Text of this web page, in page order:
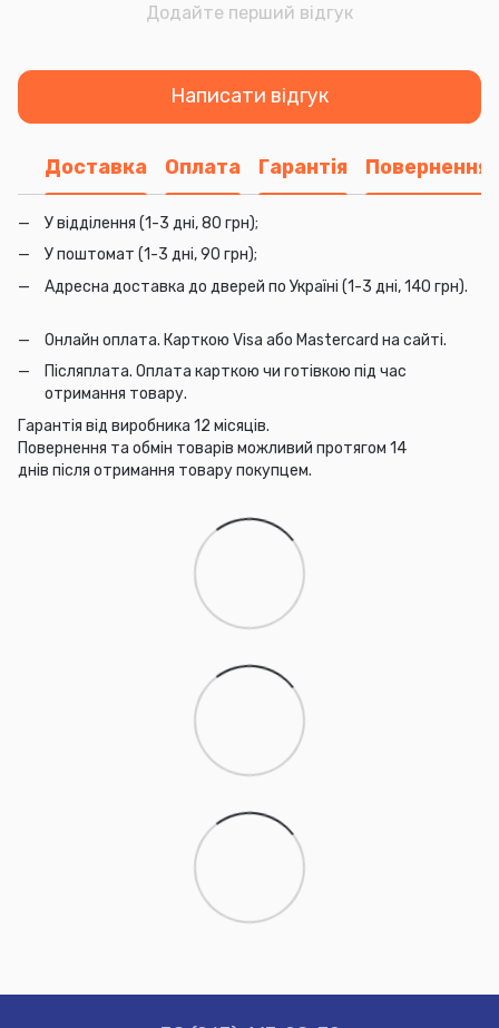
Додайте перший відгук
Написати відгук
Доставка Оплата Гарантія Повернення
У відділення (1-3 дні, 80 грн);
У поштомат (1-3 дні, 90 грн);
Адресна доставка до дверей по Україні (1-3 дні, 140 грн).
Онлайн оплата. Карткою Visa або Mastercard на сайті.
Післяплата. Оплата карткою чи готівкою під час
отримання товару.
Гарантія від виробника 12 місяців.
Повернення та обмін товарів можливий протягом 14
днів після отримання товару покупцем.